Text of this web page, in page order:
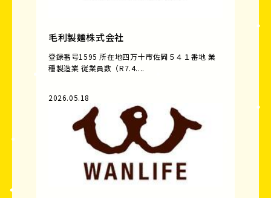
毛利製麺株式会社
登録番号1595 所在地四万十市佐岡５４１番地 業
種製造業 従業員数（R7.4....
2026.05.18